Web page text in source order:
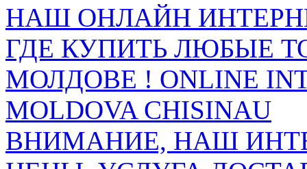
НАШ ОНЛАЙН
ГДЕ КУПИТЬ ЛЮБЫЕ
МОЛДОВЕ ! ONLINE
MOLDOVA CHISINAU
ВНИМАНИЕ, НАШ